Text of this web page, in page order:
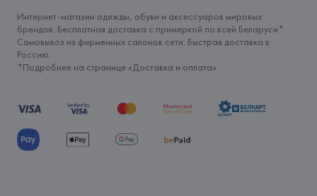
Интернет-магазин одежды, обуви и аксессуаров мировых
брендов. Бесплатная доставка с примеркой по всей Беларуси*.
Самовывоз из фирменных салонов сети. Быстрая доставка в
Россию.
*Подробнее на странице «Доставка и оплата»